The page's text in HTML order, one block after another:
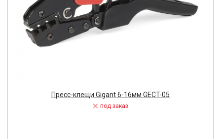
Пресс-клещи Gigant 6-16мм GECT-05
под заказ